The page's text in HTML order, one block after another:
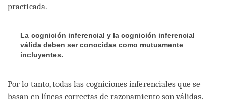
practicada.
La cognición inferencial y la cognición inferencial
válida deben ser conocidas como mutuamente
incluyentes.
Por lo tanto, todas las cogniciones inferenciales que se
basan en líneas correctas de razonamiento son válidas.